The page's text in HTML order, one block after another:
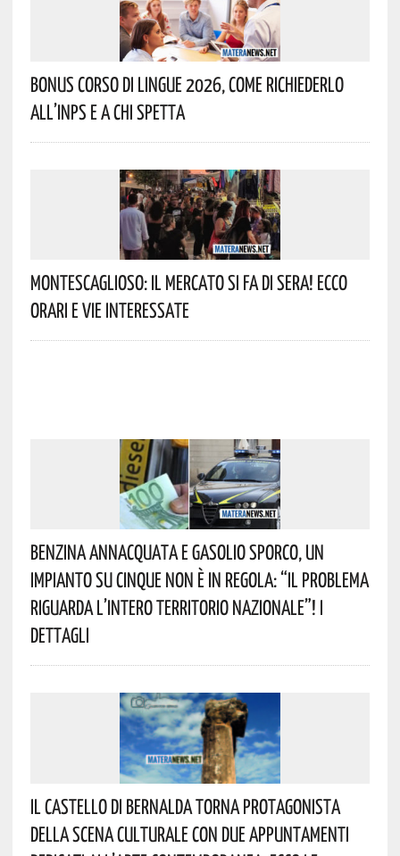
Bonus Corso Di Lingue 2026, Come Richiederlo
All’INPS E A Chi Spetta
Montescaglioso: Il Mercato Si Fa Di Sera! Ecco
Orari E Vie Interessate
Benzina Annacquata E Gasolio Sporco, Un
Impianto Su Cinque Non È In Regola: “il Problema
Riguarda L’intero Territorio Nazionale”! I
Dettagli
Il Castello Di Bernalda Torna Protagonista
Della Scena Culturale Con Due Appuntamenti